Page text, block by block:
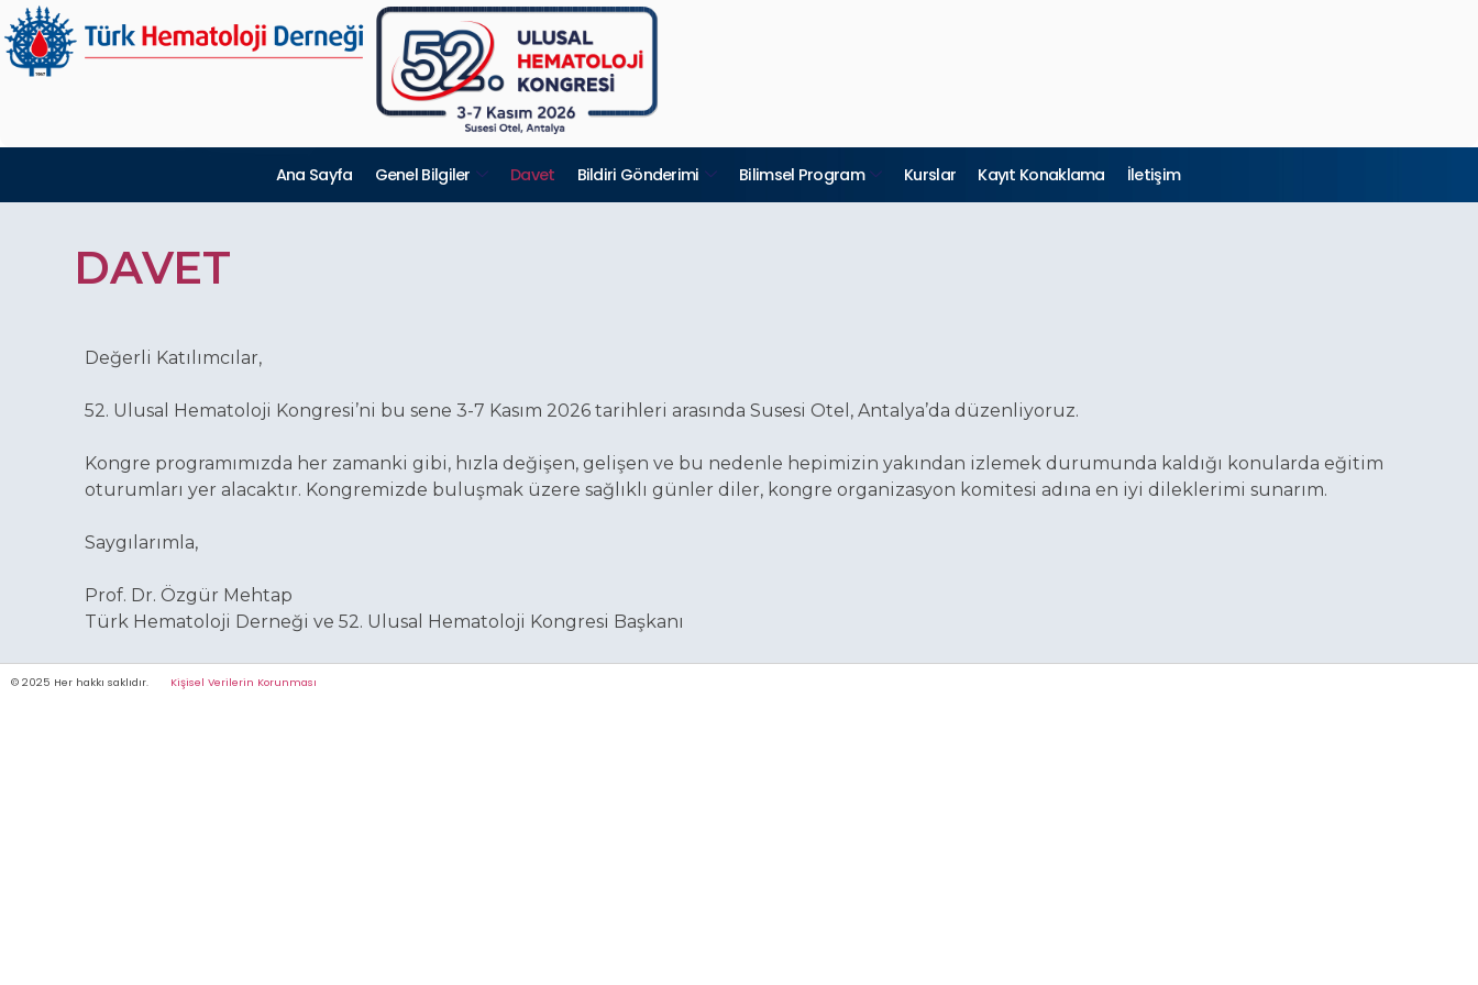
Ana Sayfa Genel Bilgiler Davet Bildiri Gönderimi Bilimsel Program Kurslar Kayıt Konaklama İletişim
DAVET
Değerli Katılımcılar,
52. Ulusal Hematoloji Kongresi’ni bu sene 3-7 Kasım 2026 tarihleri arasında Susesi Otel, Antalya’da düzenliyoruz.
Kongre programımızda her zamanki gibi, hızla değişen, gelişen ve bu nedenle hepimizin yakından izlemek durumunda kaldığı konularda eğitim
oturumları yer alacaktır. Kongremizde buluşmak üzere sağlıklı günler diler, kongre organizasyon komitesi adına en iyi dileklerimi sunarım.
Saygılarımla,
Prof. Dr. Özgür Mehtap
Türk Hematoloji Derneği ve 52. Ulusal Hematoloji Kongresi Başkanı
© 2025 Her hakkı saklıdır. Kişisel Verilerin Korunması